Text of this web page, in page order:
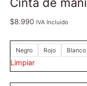
$8.990 IVA Incluido
Negro Rojo Blanco
Limpiar